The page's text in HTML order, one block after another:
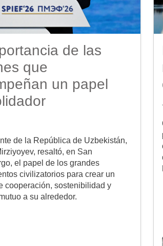
de las
que
un papel
de la República de Uzbekistán,
resaltó, en San
el papel de los grandes
civilizatorios para crear un
cooperación, sostenibilidad y
a su alrededor.